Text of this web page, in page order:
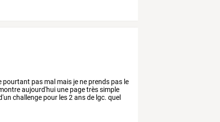
pourtant pas mal mais je ne prends pas le
aujourd'hui une pagetrèssimple
challenge pour les2 ansde lgc. quel